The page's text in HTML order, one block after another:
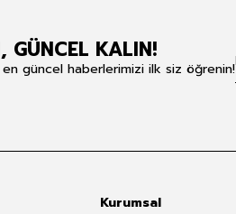
GÜNCEL KALIN!
güncel haberlerimizi ilk siz öğrenin!
Kurumsal